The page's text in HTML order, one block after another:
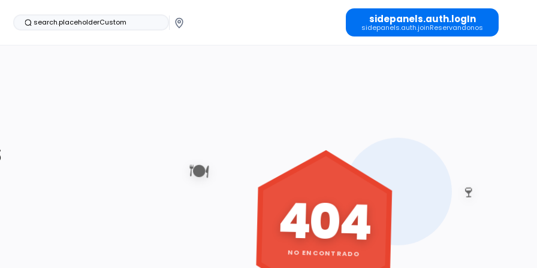
search.placeholderCustom sidepanels.auth.logIn
sidepanels.auth.joinReservandonos
🍽️
🍷
404
NO ENCONTRADO